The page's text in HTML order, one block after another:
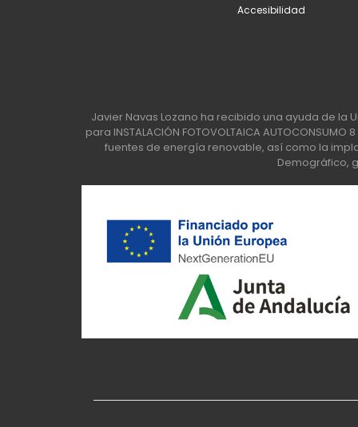
Accesibilidad
Javier Navas Lozano ha recibido una ayuda de la
para INSTALACIÓN FOTOVOLTAICA
fuentes de energía renovable, así como la
Demográfico,